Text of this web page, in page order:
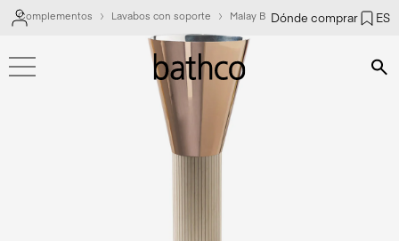
Dónde comprar ES
Complementos Lavabos con soporte Malay B